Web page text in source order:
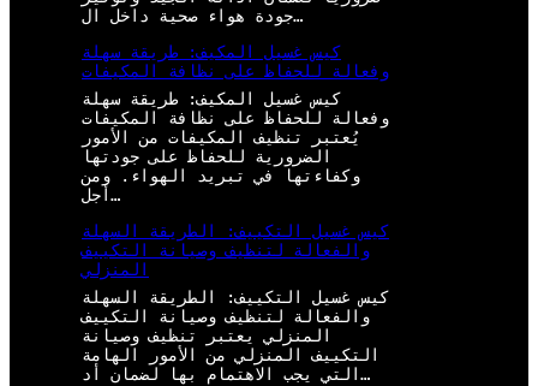
جودة هواء صحية داخل ال…
كيس غسيل المكيف: طريقة سهلة
وفعالة للحفاظ على نظافة المكيفات
كيس غسيل المكيف: طريقة سهلة
وفعالة للحفاظ على نظافة المكيفات
يُعتبر تنظيف المكيفات من الأمور
الضرورية للحفاظ على جودتها
وكفاءتها في تبريد الهواء. ومن
أجل…
كيس غسيل التكييف: الطريقة السهلة
والفعالة لتنظيف وصيانة التكييف
المنزلي
كيس غسيل التكييف: الطريقة السهلة
والفعالة لتنظيف وصيانة التكييف
المنزلي يعتبر تنظيف وصيانة
التكييف المنزلي من الأمور الهامة
التي يجب الاهتمام بها لضمان أد…